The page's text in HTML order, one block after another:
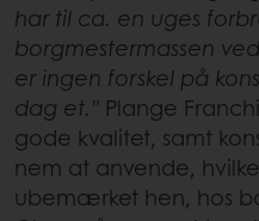
har til ca. en uges
borgmestermassen
er ingen forskel på
dag et." Plange
gode kvalitet, samt
nem at anvende,
ubemærket hen, hos